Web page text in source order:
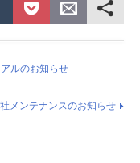
ルのお知らせ
メンテナンスのお知らせ